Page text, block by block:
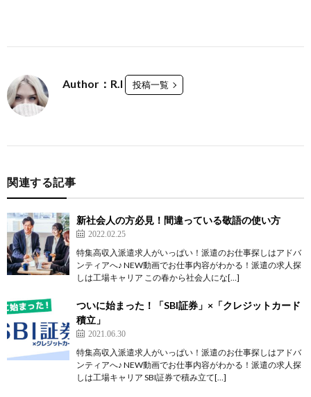
Author：R.I 投稿一覧
関連する記事
新社会人の方必見！間違っている敬語の使い方
2022.02.25
特集高収入派遣求人がいっぱい！派遣のお仕事探しはアドバ
ンティアへ♪ NEW動画でお仕事内容がわかる！派遣の求人探
しは工場キャリア この春から社会人にな[…]
ついに始まった！「SBI証券」×「クレジットカード
積立」
2021.06.30
特集高収入派遣求人がいっぱい！派遣のお仕事探しはアドバ
ンティアへ♪ NEW動画でお仕事内容がわかる！派遣の求人探
しは工場キャリア SBI証券で積み立て[…]